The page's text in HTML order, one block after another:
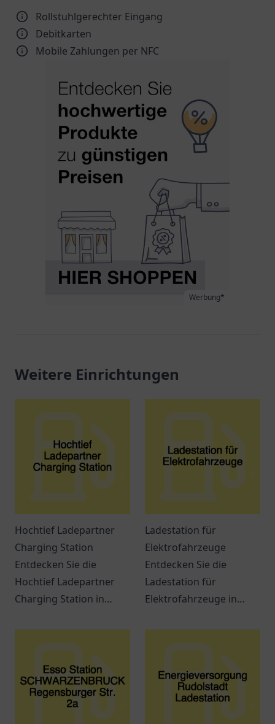
Rollstuhlgerechter Eingang
Debitkarten
Mobile Zahlungen per NFC
Werbung*
Weitere Einrichtungen
Hochtief Ladepartner
Charging Station
Entdecken Sie die
Hochtief Ladepartner
Charging Station in
komfortable Ladestation
zentraler Lage.
Ladestation für
Elektrofahrzeuge
Entdecken Sie die
Ladestation für
Elektrofahrzeuge in
und benutzerfreundlich